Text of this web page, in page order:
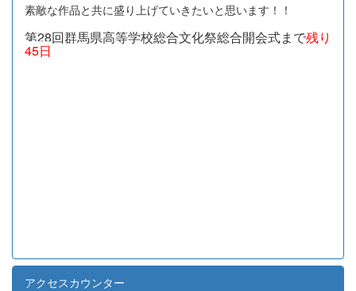
素敵な作品と共に盛り上げていきたいと思います！！
第28回群馬県高等学校総合文化祭総合開会式まで残り
45日
アクセスカウンター